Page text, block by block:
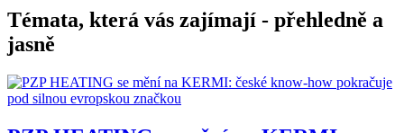
Témata, která vás zajímají - přehledně a
jasně